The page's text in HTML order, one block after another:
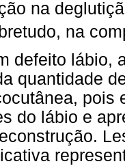
na
na
defeito lábio,
quantidade
pois
do lábio e